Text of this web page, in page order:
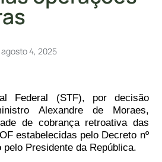
agosto 4, 2025
Federal (STF), por decisão
Alexandre de Moraes,
de cobrança retroativa das
estabelecidas pelo Decreto nº
pelo Presidente da República.